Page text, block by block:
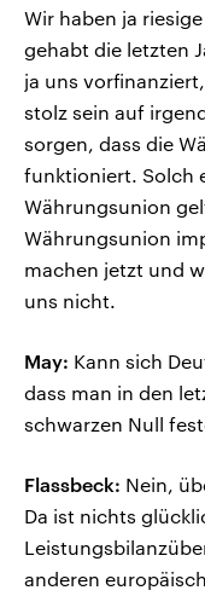
Wir haben ja
gehabt die letzten
ja uns
stolz sein auf
sorgen, dass die
funktioniert. Solch
Währungsunion
Währungsunion
machen jetzt und
uns nicht.
May: Kann sich
dass man in den
schwarzen Null
Flassbeck: Nein,
Da ist nichts
anderen